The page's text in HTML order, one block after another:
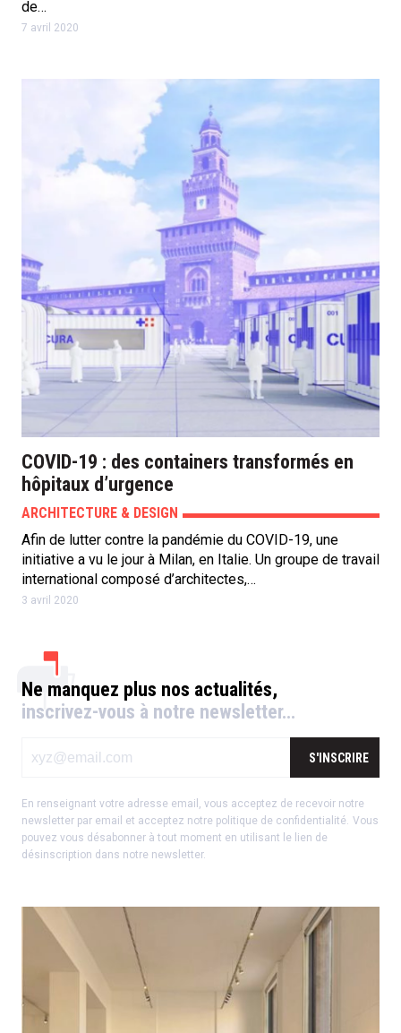
de…
7 avril 2020
COVID-19 : des containers transformés en
hôpitaux d’urgence
ARCHITECTURE & DESIGN
Afin de lutter contre la pandémie du COVID-19, une
initiative a vu le jour à Milan, en Italie. Un groupe de travail
international composé d’architectes,…
3 avril 2020
Ne manquez plus nos actualités,
inscrivez-vous à notre newsletter…
S'INSCRIRE
En renseignant votre adresse email, vous acceptez de recevoir notre
newsletter par email et acceptez notre politique de confidentialité. Vous
pouvez vous désabonner à tout moment en utilisant le lien de
désinscription dans notre newsletter.